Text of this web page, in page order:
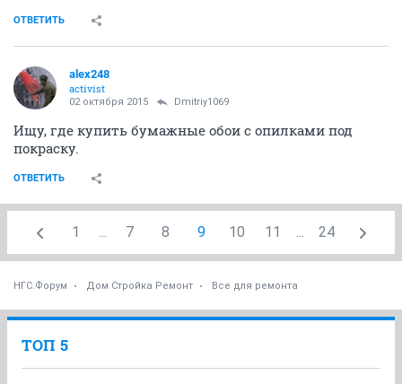
ОТВЕТИТЬ
alex248
activist
02 октября 2015 Dmitriy1069
Ищу, где купить бумажные обои с опилками под
покраску.
ОТВЕТИТЬ
1 ... 7 8 9 10 11 ... 24
НГС.Форум Дом Стройка Ремонт Все для ремонта
ТОП 5